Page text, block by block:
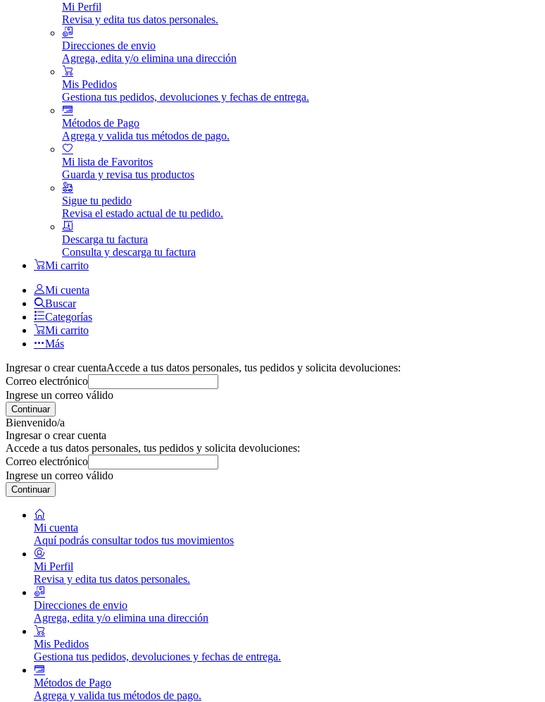
Mi Perfil
Revisa y edita tus datos personales.
Direcciones de envio
Agrega, edita y/o elimina una dirección
Mis Pedidos
Gestiona tus pedidos, devoluciones y fechas de entrega.
Métodos de Pago
Agrega y valida tus métodos de pago.
Mi lista de Favoritos
Guarda y revisa tus productos
Sigue tu pedido
Revisa el estado actual de tu pedido.
Descarga tu factura
Consulta y descarga tu factura
Mi carrito
Mi cuenta
Buscar
Categorías
Mi carrito
Más
Ingresar o crear cuentaAccede a tus datos personales, tus pedidos y solicita devoluciones:
Correo electrónico
Ingrese un correo válido
Continuar
Bienvenido/a
Ingresar o crear cuenta
Accede a tus datos personales, tus pedidos y solicita devoluciones:
Correo electrónico
Ingrese un correo válido
Continuar
Mi cuenta
Aquí podrás consultar todos tus movimientos
Mi Perfil
Revisa y edita tus datos personales.
Direcciones de envio
Agrega, edita y/o elimina una dirección
Mis Pedidos
Gestiona tus pedidos, devoluciones y fechas de entrega.
Métodos de Pago
Agrega y valida tus métodos de pago.